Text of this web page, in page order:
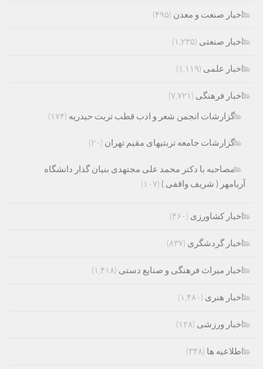
اخبار صنعت و معدن (۴۹۵)
اخبار صنعتی (۱,۲۳۵)
اخبار علمی (۱,۱۱۹)
اخبار فرهنگی (۷,۷۲۱)
گزارشات انجمن شعر و ادب قطب تربت حیدریه (۱۷۴)
گزارشات جامعه تربتیهای مقیم تهران (۲۰)
مصاحبه با دکتر محمد علی مجتهدی بنیان گذار دانشگاه
آریامهر ( شریف واقفی ) (۱۰۷)
اخبار کشاورزی (۴۶۰)
اخبار گردشگری (۸۳۷)
اخبار میراث فرهنگی و صنایع دستی (۱,۴۱۸)
اخبار هنری (۱,۴۸۰)
اخبار ورزشی (۱۲۸)
اطلاعیه ها (۳۴۸)